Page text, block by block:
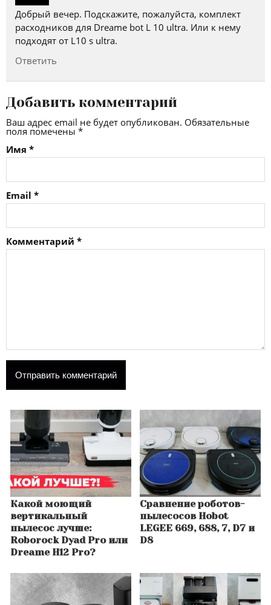
Добрый вечер. Подскажите, пожалуйста, комплект
расходников для Dreame bot L 10 ultra. Или к нему
подходят от L10 s ultra.
Ответить
Добавить комментарий
Ваш адрес email не будет опубликован. Обязательные
поля помечены *
Имя *
Email *
Комментарий *
Какой моющий
вертикальный
пылесос лучше:
Roborock Dyad Pro или
Dreame H12 Pro?
Сравнение роботов-
пылесосов Hobot
LEGEE 669, 688, 7, D7 и
D8